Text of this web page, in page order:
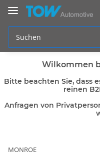
Wilkommen
Bitte beachten Sie, dass
reinen
Anfragen von
MONROE